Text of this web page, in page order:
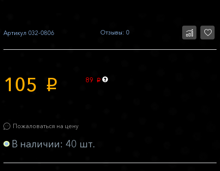
Артикул 032-0806 Отзывы: 0
105 p 89 p
Пожаловаться на цену
В наличии: 40 шт.